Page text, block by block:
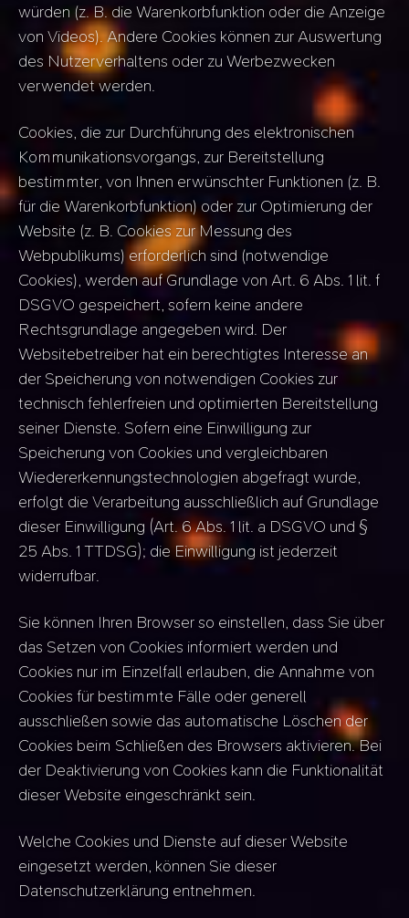
würden (z. B. die Warenkorbfunktion oder die Anzeige
von Videos). Andere Cookies können zur Auswertung
des Nutzerverhaltens oder zu Werbezwecken
verwendet werden.
Cookies, die zur Durchführung des elektronischen
Kommunikationsvorgangs, zur Bereitstellung
bestimmter, von Ihnen erwünschter Funktionen (z. B.
für die Warenkorbfunktion) oder zur Optimierung der
Website (z. B. Cookies zur Messung des
Webpublikums) erforderlich sind (notwendige
Cookies), werden auf Grundlage von Art. 6 Abs. 1 lit. f
DSGVO gespeichert, sofern keine andere
Rechtsgrundlage angegeben wird. Der
Websitebetreiber hat ein berechtigtes Interesse an
der Speicherung von notwendigen Cookies zur
technisch fehlerfreien und optimierten Bereitstellung
seiner Dienste. Sofern eine Einwilligung zur
Speicherung von Cookies und vergleichbaren
Wiedererkennungstechnologien abgefragt wurde,
erfolgt die Verarbeitung ausschließlich auf Grundlage
dieser Einwilligung (Art. 6 Abs. 1 lit. a DSGVO und §
25 Abs. 1 TTDSG); die Einwilligung ist jederzeit
widerrufbar.
Sie können Ihren Browser so einstellen, dass Sie über
das Setzen von Cookies informiert werden und
Cookies nur im Einzelfall erlauben, die Annahme von
Cookies für bestimmte Fälle oder generell
ausschließen sowie das automatische Löschen der
Cookies beim Schließen des Browsers aktivieren. Bei
der Deaktivierung von Cookies kann die Funktionalität
dieser Website eingeschränkt sein.
Welche Cookies und Dienste auf dieser Website
eingesetzt werden, können Sie dieser
Datenschutzerklärung entnehmen.